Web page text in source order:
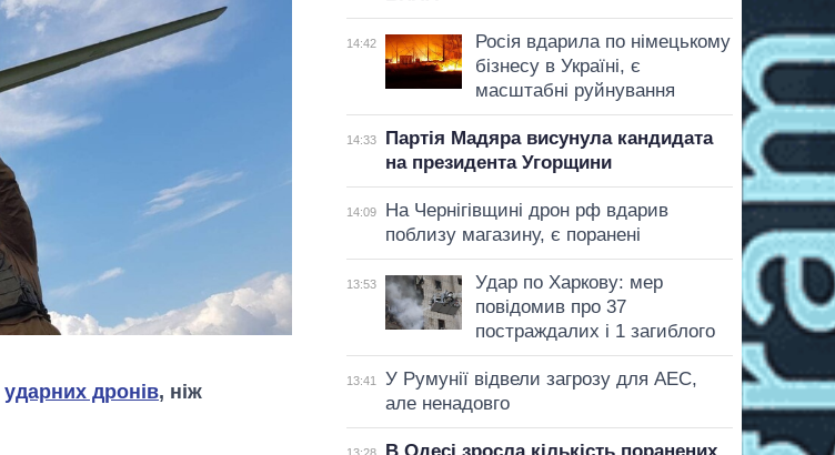
ударних дронів, ніж
14:42
Росія вдарила по німецькому
бізнесу в Україні, є
масштабні руйнування
14:33
Партія Мадяра висунула кандидата
на президента Угорщини
14:09
На Чернігівщині дрон рф вдарив
поблизу магазину, є поранені
13:53
Удар по Харкову: мер
повідомив про 37
постраждалих і 1 загиблого
13:41
У Румунії відвели загрозу для АЕС,
але ненадовго
13:28
В Одесі зросла кількість поранених